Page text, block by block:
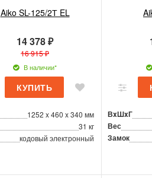
Aiko SL-125/2Т EL
14 378 ₽
16 915 ₽
В наличии*
1252 x 460 x 340 мм
31 кг
кодовый электронный
ВxШxГ
Вес
Замок